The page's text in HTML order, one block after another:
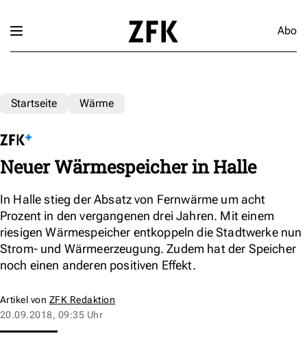
Abo
Startseite Wärme
Neuer Wärmespeicher in Halle
In Halle stieg der Absatz von Fernwärme um acht
Prozent in den vergangenen drei Jahren. Mit einem
riesigen Wärmespeicher entkoppeln die Stadtwerke nun
Strom- und Wärmeerzeugung. Zudem hat der Speicher
noch einen anderen positiven Effekt.
Artikel von ZFK Redaktion
20.09.2018, 09:35 Uhr